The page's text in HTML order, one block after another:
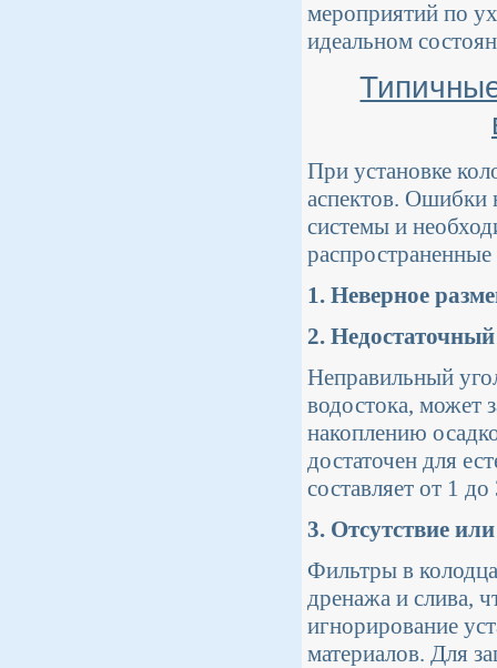
мероприятий по
идеальном
При установке
аспектов. Ошибки
системы и
1. Неверное
2.
Неправильный
водостока, может
накоплению
достаточен для
составляет от 1
3. Отсутствие
Фильтры в
дренажа и слива,
игнорирование
материалов. Для